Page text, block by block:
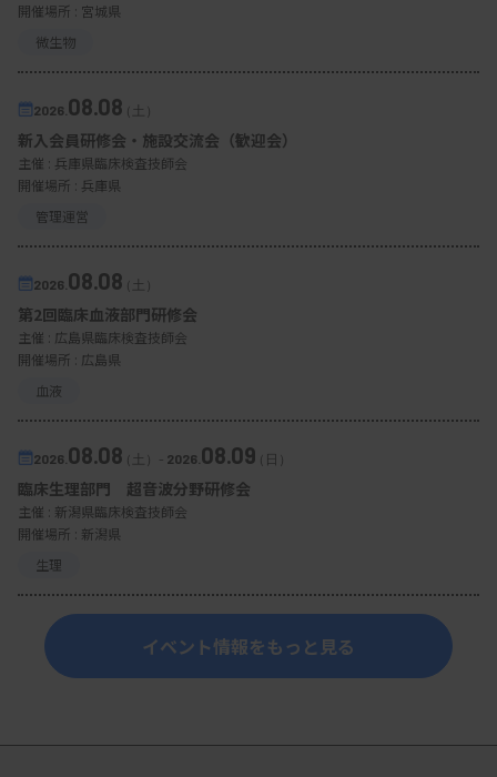
開催場所 : 宮城県
微生物
2026. 08.08（土）
新入会員研修会・施設交流会（歓迎会）
主催 : 兵庫県臨床検査技師会
開催場所 : 兵庫県
管理運営
2026. 08.08（土）
第2回臨床血液部門研修会
主催 : 広島県臨床検査技師会
開催場所 : 広島県
血液
2026. 08.08（土） - 2026. 08.09（日）
臨床生理部門 超音波分野研修会
主催 : 新潟県臨床検査技師会
開催場所 : 新潟県
生理
イベント情報をもっと見る